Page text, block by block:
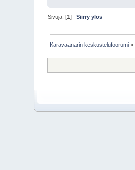
Sivuja: [1]Siirry ylös
Karavaanarin keskustelufoorumi »